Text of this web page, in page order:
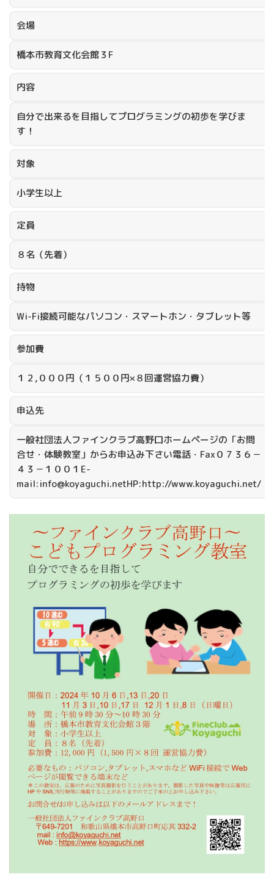
会場
橋本市教育文化会館３F
内容
自分で出来るを目指してプログラミングの初歩を学びま
す！
対象
小学生以上
定員
８名（先着）
持物
Wi-Fi接続可能なパソコン・スマートホン・タブレット等
参加費
１２,０００円（１５００円×８回運営協力費）
申込先
一般社団法人ファインクラブ高野口ホームページの「お問
合せ・体験教室」からお申込み下さい電話・Fax０７３６－
４３－１００１E-
mail:info@koyaguchi.netHP:http://www.koyaguchi.net/